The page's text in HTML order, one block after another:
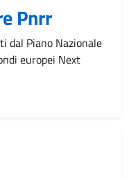
Pnrr
dal Piano Nazionale
europei Next